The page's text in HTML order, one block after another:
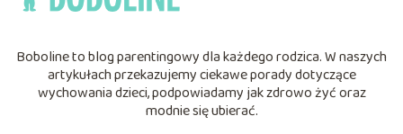
Boboline to blog parentingowy dla każdego rodzica. W naszych
artykułach przekazujemy ciekawe porady dotyczące
wychowania dzieci, podpowiadamy jak zdrowo żyć oraz
modnie się ubierać.